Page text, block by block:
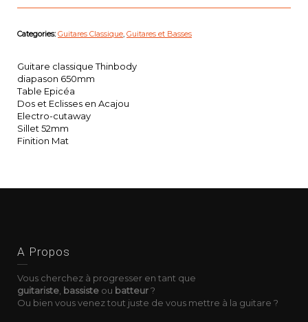
Categories: Guitares Classique, Guitares et Basses
Guitare classique Thinbody
diapason 650mm
Table Epicéa
Dos et Eclisses en Acajou
Electro-cutaway
Sillet 52mm
Finition Mat
A Propos
Vous cherchez à progresser en tant que
guitariste bassiste ou batteur?
Ou bien vous venez tout juste de vous mettre à la guitare ?